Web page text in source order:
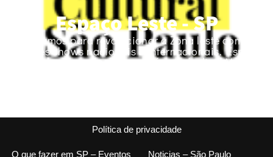
Espaço Leste - SP
Chegamos para revolucionar a Zona leste com os
maiores shows nacionais e internacionais. Espaço
aconchegante que só quem foi pode dizer Venha
Política de privacidade
O que fazer em SP – Eventos
Noticias – São Paulo